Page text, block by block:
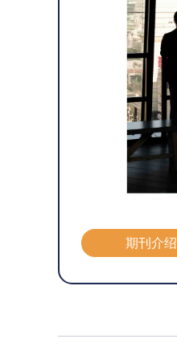
期刊介绍